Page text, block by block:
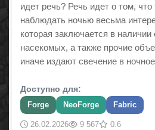
идет речь? Речь идет о том,
наблюдать ночью весьма
которая заключается в
насекомых, а также прочие
иначе издают свечение в
Доступно для:
Forge NeoForge Fabric
26.02.2026 9 567 0.6